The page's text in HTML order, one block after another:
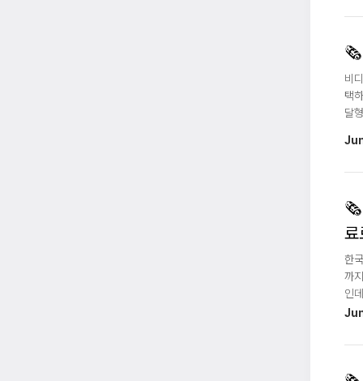
🗞️
비
택
달
🗞️
료
한
까
인